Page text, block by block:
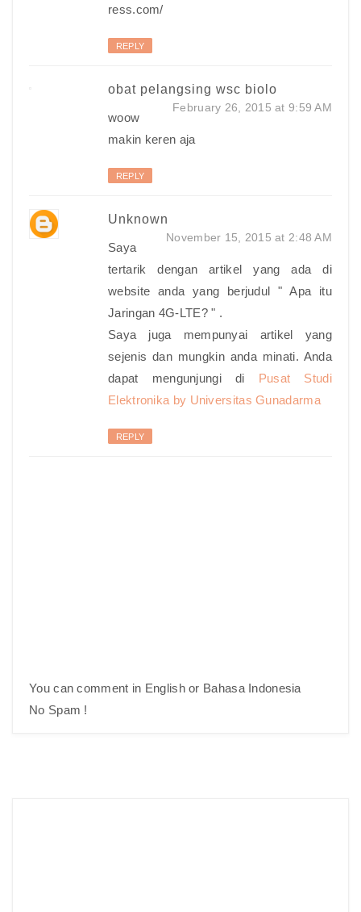
ress.com/
REPLY
obat pelangsing wsc biolo
February 26, 2015 at 9:59 AM
woow
makin keren aja
REPLY
Unknown
November 15, 2015 at 2:48 AM
Saya
tertarik dengan artikel yang ada di
website anda yang berjudul " Apa itu
Jaringan 4G-LTE? " .
Saya juga mempunyai artikel yang
sejenis dan mungkin anda minati. Anda
dapat mengunjungi di Pusat Studi
Elektronika by Universitas Gunadarma
REPLY
You can comment in English or Bahasa Indonesia
No Spam !